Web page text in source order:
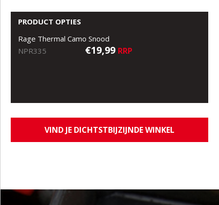
PRODUCT OPTIES
Rage Thermal Camo Snood
NPR335
€19,99 RRP
VIND JE DICHTSTBIJZIJNDE WINKEL